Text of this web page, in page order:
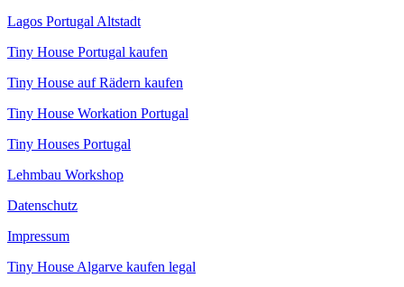
Lagos Portugal Altstadt
Tiny House Portugal kaufen
Tiny House auf Rädern kaufen
Tiny House Workation Portugal
Tiny Houses Portugal
Lehmbau Workshop
Datenschutz
Impressum
Tiny House Algarve kaufen legal